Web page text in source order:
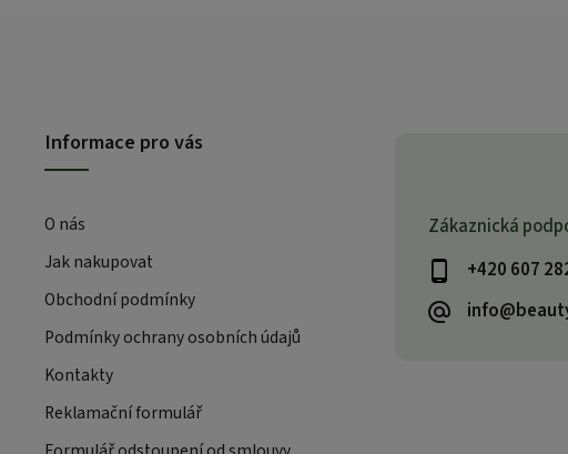
Zákaznická
+420 607
Informace pro vás
O nás
Jak nakupovat
Obchodní podmínky
Podmínky ochrany osobních údajů
Kontakty
Reklamační formulář